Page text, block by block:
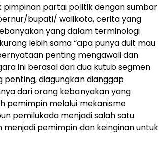
pimpinan partai politik dengan sumbar
bupati/ walikota, cerita yang
yang dalam terminologi
lebih sama “apa punya duit mau
penting mengawali dan
ini berasal dari dua kutub segmen
diagungkan dianggap
dari orang kebanyakan yang
pemimpin melalui mekanisme
pemilukada menjadi salah satu
pemimpin dan keinginan untuk